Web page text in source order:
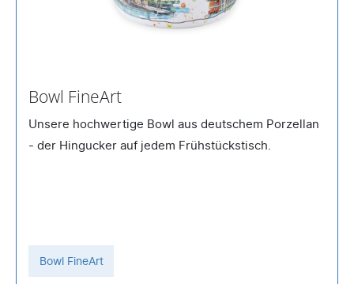
Bowl FineArt
Unsere hochwertige Bowl aus deutschem Porzellan
- der Hingucker auf jedem Frühstückstisch.
Bowl FineArt